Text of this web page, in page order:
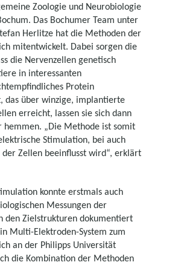
Zoologie und Neurobiologie
Das Bochumer Team unter
Herlitze hat die Methoden der
mitentwickelt. Dabei sorgen die
die Nervenzellen genetisch
in interessanten
Protein
das über winzige, implantierte
erreicht, lassen sie sich dann
„Die Methode ist somit
Stimulation, bei auch
Zellen beeinflusst wird“, erklärt
konnte erstmals auch
Messungen der
den Zielstrukturen dokumentiert
Multi-Elektroden-System zum
an der Philipps Universität
die Kombination der Methoden